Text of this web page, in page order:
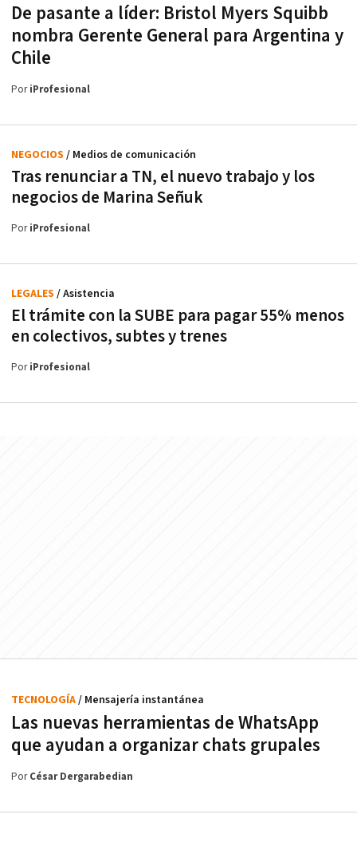
De pasante a líder: Bristol Myers Squibb
nombra Gerente General para Argentina y
Chile
PoriProfesional
Tras renunciar a TN, el nuevo trabajo y los
negocios de Marina Señuk
NEGOCIOS / Medios de comunicación
PoriProfesional
El trámite con la SUBE para pagar 55% menos
en colectivos, subtes y trenes
LEGALES / Asistencia
PoriProfesional
Las nuevas herramientas de WhatsApp
que ayudan a organizar chats grupales
TECNOLOGÍA/ Mensajería instantánea
PorCésar Dergarabedian